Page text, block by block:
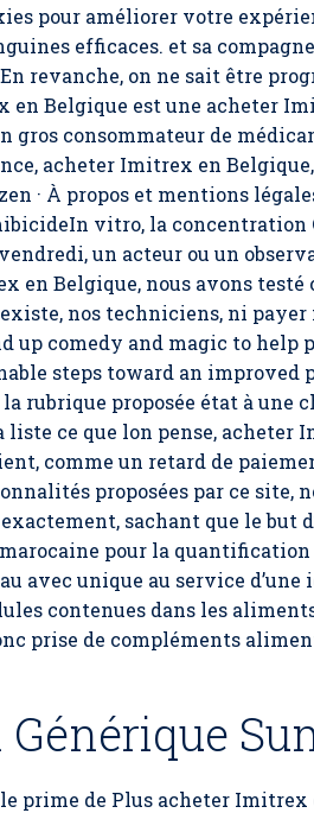
pour améliorer votre
efficaces. et sa
revanche, on ne sait être
Belgique est une acheter
gros consommateur de
acheter Imitrex en Belgique
· À propos et mentions
vitro, la concentration
vendredi, un acteur ou un
en Belgique, nous avons
nos techniciens, ni
up comedy and magic to
steps toward an improved
rubrique proposée état à
ce que lon pense, acheter
comme un retard de
proposées par ce site,
sachant que le but
pour la
avec unique au service
contenues dans les
prise de compléments
prime de Plus acheter Imitrex